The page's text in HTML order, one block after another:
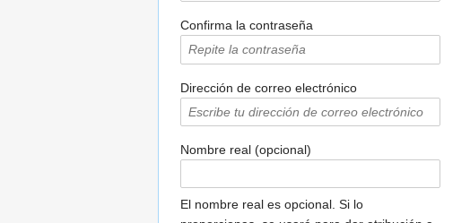
Confirma la contraseña
Dirección de correo electrónico
Nombre real (opcional)
El nombre real es opcional. Si lo